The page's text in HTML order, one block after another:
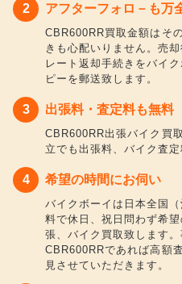
アフターフォロ－も万
CBR600RR買取金額はそ
きも心配いりません。売
レート返却手続きをバイ
ピーを郵送致します。
出張料・査定料も無料
CBR600RR出張バイク買
立でも出張料、バイク査定
希望の時間にお伺い
バイクボーイは日本全国
料で休日、祝日問わず希
張、バイク買取致します
CBR600RRであれば高額
見させていただきます。